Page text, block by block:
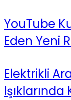
YouTube
Eden Yeni
Elektrikli
Işıklarında